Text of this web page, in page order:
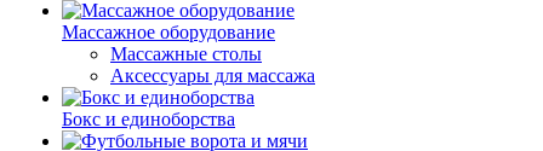
Массажное оборудование
Массажные столы
Аксессуары для массажа
Бокс и единоборства